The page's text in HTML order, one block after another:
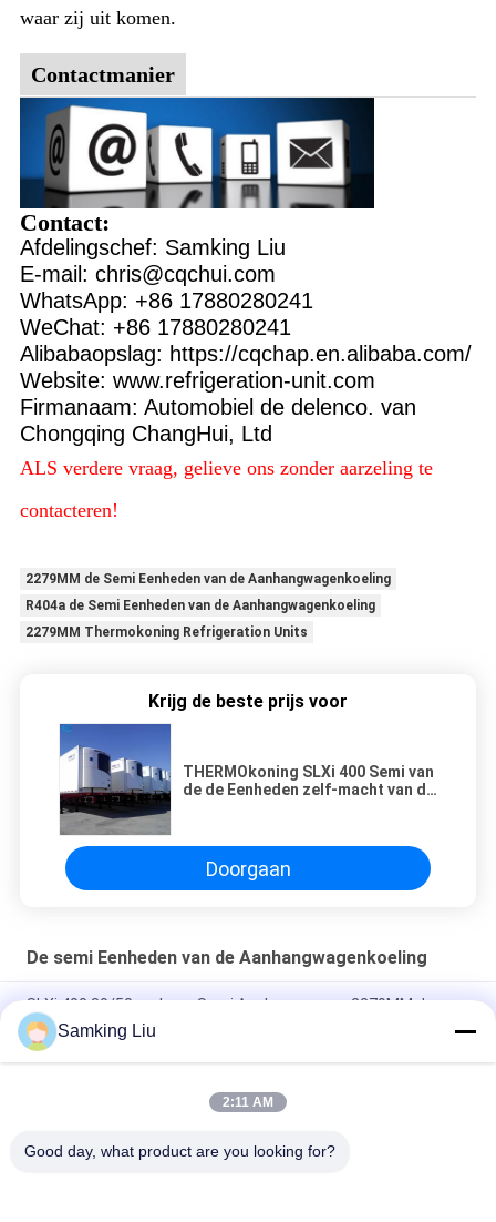
waar zij uit komen.
Contactmanier
Contact:
Afdelingschef: Samking Liu
E-mail: chris@cqchui.com
WhatsApp: +86 17880280241
WeChat: +86 17880280241
Alibabaopslag: https://cqchap.en.alibaba.com/
Website: www.refrigeration-unit.com
Firmanaam: Automobiel de delenco. van
Chongqing ChangHui, Ltd
ALS verdere vraag, gelieve ons zonder aarzeling te
contacteren!
2279MM de Semi Eenheden van de Aanhangwagenkoeling
R404a de Semi Eenheden van de Aanhangwagenkoeling
2279MM Thermokoning Refrigeration Units
Krijg de beste prijs voor
THERMOkoning SLXi 400 Semi van
de de Eenheden zelf-macht van de
Doorgaan
De semi Eenheden van de Aanhangwagenkoeling
SLXi 400 30/50 reeksen Semi Aanhangwagen 2279MM de
Thermokoning Refrigeration Units van 19.5KW
Thermo King 0 Celsius SLXI 300 Vriesruimte voor het koelen
Samking Liu
2:11 AM
Good day, what product are you looking for?